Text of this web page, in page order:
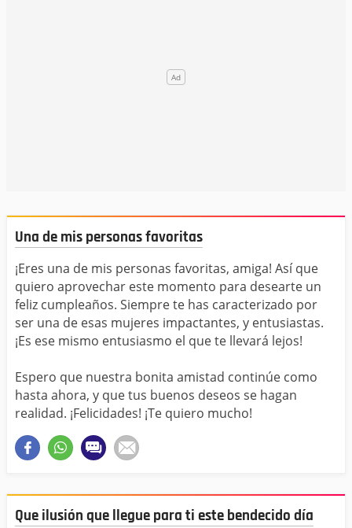
Una de mis personas favoritas
¡Eres una de mis personas favoritas, amiga! Así que
quiero aprovechar este momento para desearte un
feliz cumpleaños. Siempre te has caracterizado por
ser una de esas mujeres impactantes, y entusiastas.
¡Es ese mismo entusiasmo el que te llevará lejos!
Espero que nuestra bonita amistad continúe como
hasta ahora, y que tus buenos deseos se hagan
realidad. ¡Felicidades! ¡Te quiero mucho!
Que ilusión que llegue para ti este bendecido día